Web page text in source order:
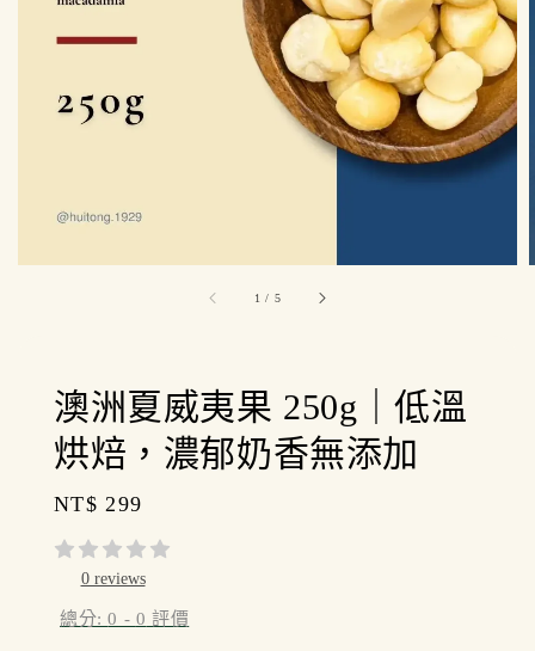
1 / 5
澳洲夏威夷果 250g｜低溫
烘焙，濃郁奶香無添加
Regular
price
NT$ 299
0 reviews
總分:0 - 0 評價